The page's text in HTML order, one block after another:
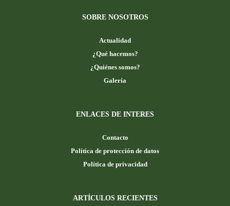
SOBRE NOSOTROS
Actualidad
¿Qué hacemos?
¿Quiénes somos?
Galería
ENLACES DE INTERES
Contacto
Política de protección de datos
Política de privacidad
ARTÍCULOS RECIENTES